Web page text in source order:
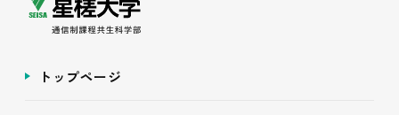
トップページ